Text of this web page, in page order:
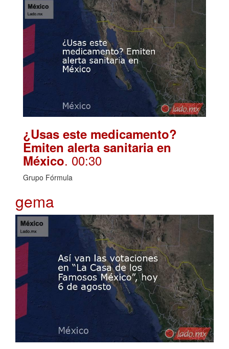
¿Usas este medicamento?
Emiten alerta sanitaria en
México. 00:30
Grupo Fórmula
gema